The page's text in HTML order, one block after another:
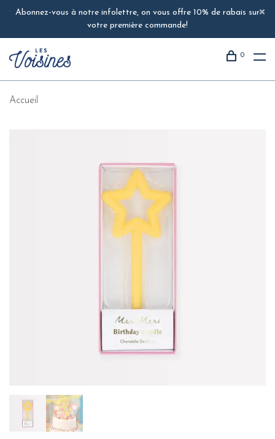
Abonnez-vous à notre infolettre, on vous offre 10% de rabais sur
votre première commande!
0
Accueil